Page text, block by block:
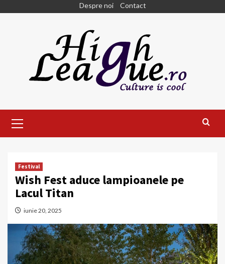
Despre noi Contact
Menu
Festival
Wish Fest aduce lampioanele pe
Lacul Titan
iunie 20, 2025